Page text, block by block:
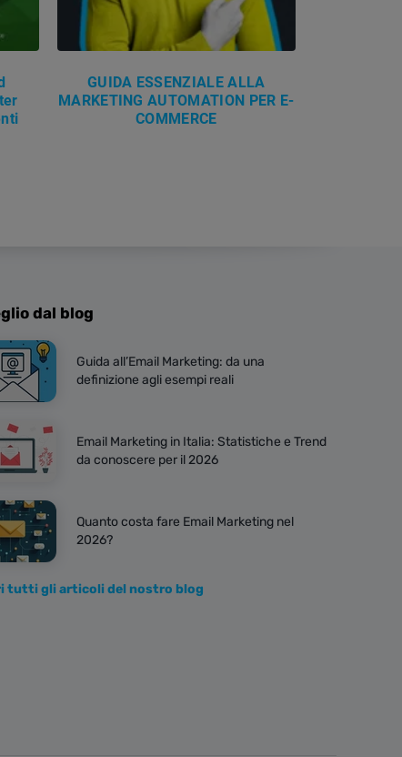
GUIDA ESSENZIALE ALLA
MARKETING AUTOMATION PER E-
COMMERCE
dal blog
Guida all’Email Marketing: da una
definizione agli esempi reali
Email Marketing in Italia: Statistiche e Trend
da conoscere per il 2026
Quanto costa fare Email Marketing nel
2026?
tutti gli articoli del nostro blog